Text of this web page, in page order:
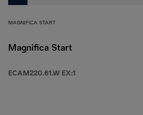
MAGNIFICA START
Magnifica Start
ECAM220.61.W EX:1